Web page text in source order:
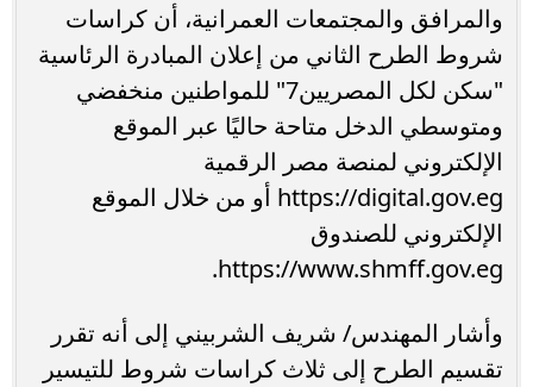
والمرافق والمجتمعات العمرانية، أن كراسات
شروط الطرح الثاني من إعلان المبادرة الرئاسية
"سكن لكل المصريين7" للمواطنين منخفضي
ومتوسطي الدخل متاحة حاليًا عبر الموقع
الإلكتروني لمنصة مصر الرقمية
https://digital.gov.eg أو من خلال الموقع
الإلكتروني للصندوق
https://www.shmff.gov.eg.
وأشار المهندس/ شريف الشربيني إلى أنه تقرر
تقسيم الطرح إلى ثلاث كراسات شروط للتيسير